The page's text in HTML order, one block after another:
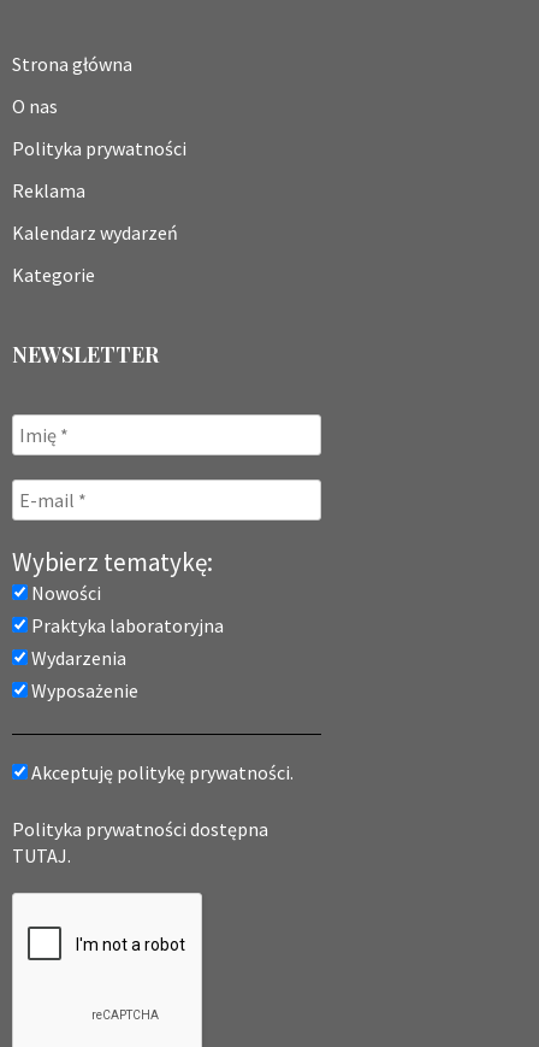
Strona główna
O nas
Polityka prywatności
Reklama
Kalendarz wydarzeń
Kategorie
NEWSLETTER
Wybierz tematykę:
Nowości
Praktyka laboratoryjna
Wydarzenia
Wyposażenie
Akceptuję politykę prywatności.
Polityka prywatności dostępna
TUTAJ.